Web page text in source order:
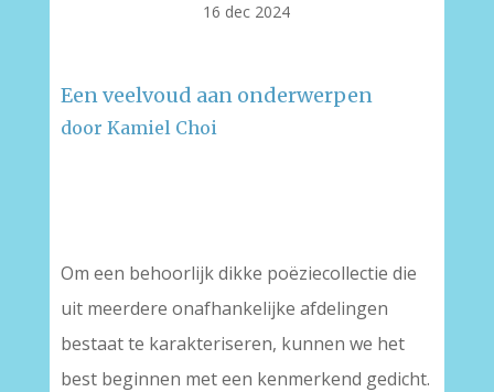
16 dec 2024
Een veelvoud aan onderwerpen
door Kamiel Choi
Om een behoorlijk dikke poëziecollectie die
uit meerdere onafhankelijke afdelingen
bestaat te karakteriseren, kunnen we het
best beginnen met een kenmerkend gedicht.